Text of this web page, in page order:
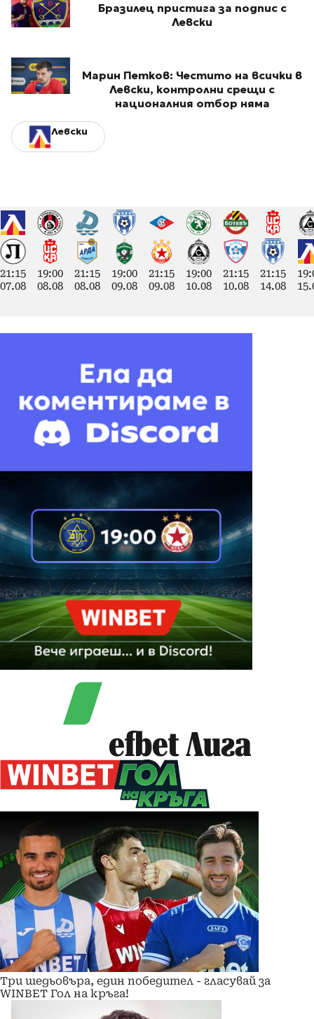
Бразилец пристига за подпис с
Левски
Марин Петков: Честито на всички в
Левски, контролни срещи с
националния отбор няма
Левски
21:15
07.08
19:00
08.08
21:15
08.08
19:00
09.08
21:15
09.08
19:00
10.08
21:15
10.08
21:15
14.08
efbet Лига
Три шедьовъра, един победител - гласувай за
WINBET Гол на кръга!